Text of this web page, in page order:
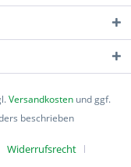
Versandkosten und ggf.
beschrieben
Widerrufsrecht